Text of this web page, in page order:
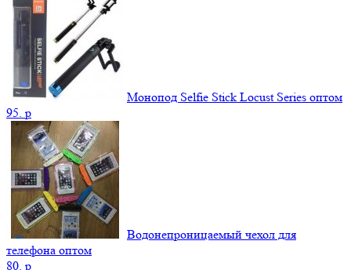
Монопод Selfie Stick Locust Series оптом
95. p
Водонепроницаемый чехол для
телефона оптом
80. p